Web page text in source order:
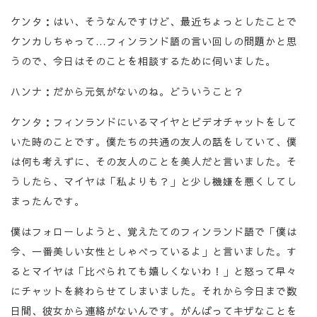
ケンタ：はい、そうなんですけど、最近ちょっとしたことで
ケンカしちゃって…フィンランド語の言い回しの問題かと思
うので、今日はそのことを相談するために伺いました。
ハンナ：だから元気がないのね。どういうこと？
ケンタ：フィンランドにいるマイヤとビデオチャットをして
いた時のことです。僕たちの共通の友人の話をしていて、僕
は何も考えずに、その友人のことを美人だと言いました。そ
うしたら、マイヤは「私よりも？」と少し機嫌を悪くしてし
まったんです。
僕はフォローしようと、覚えたてのフィンランド語で「僕は
今、一番美しい女性としゃべっているよ」と言いました。す
るとマイヤは「比べられても嬉しくないわ！」と怒って早々
にチャットを終わらせてしまいました。それから今日まで数
日間、彼女から連絡がないんです。がんばってキザなことを